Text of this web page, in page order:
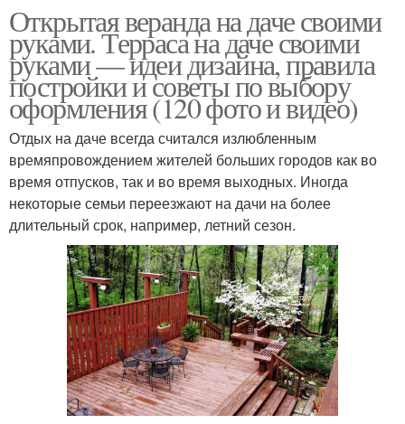
Открытая веранда на даче своими
руками. Терраса на даче своими
руками — идеи дизайна, правила
постройки и советы по выбору
оформления (120 фото и видео)
Отдых на даче всегда считался излюбленным
времяпровождением жителей больших городов как во
время отпусков, так и во время выходных. Иногда
некоторые семьи переезжают на дачи на более
длительный срок, например, летний сезон.